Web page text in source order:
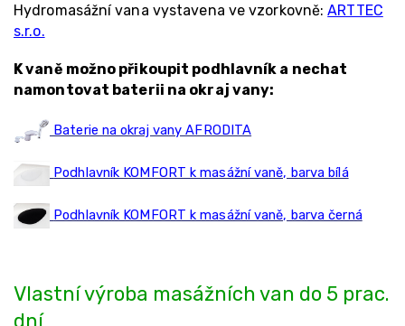
Vlastní výroba masážních van do 5 prac.
dní
Hydromasážní vana vystavena ve vzorkovně:ARTTEC
s.r.o.
K vaně možno přikoupit podhlavník a nechat
namontovat baterii na okraj vany:
Baterie na okraj vany AFRODITA
Podhlavník KOMFORT k masážní vaně, barva bílá
Podhlavník KOMFORT k masážní vaně, barva černá